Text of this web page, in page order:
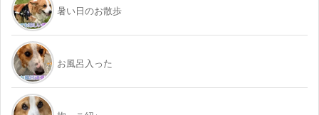
暑い日のお散歩
お風呂入った